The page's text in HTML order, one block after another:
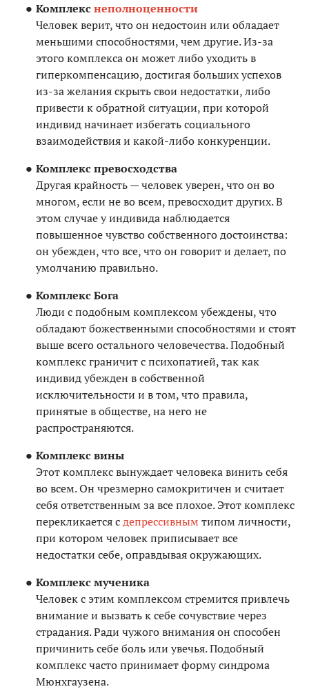
Комплекснеполноценности
Человек верит, что он недостоин или обладает
меньшими способностями, чем другие. Из-за
этого комплекса он может либо уходить в
гиперкомпенсацию, достигая больших успехов
из-за желания скрыть свои недостатки, либо
привести к обратной ситуации, при которой
индивид начинает избегать социального
взаимодействия и какой-либо конкуренции.
Комплекс превосходства
Другая крайность — человек уверен, что он во
многом, если не во всем, превосходит других. В
этом случае у индивида наблюдается
повышенное чувство собственного достоинства:
он убежден, что все, что он говорит и делает, по
умолчанию правильно.
Комплекс Бога
Люди с подобным комплексом убеждены, что
обладают божественными способностями и стоят
выше всего остального человечества. Подобный
комплекс граничит с психопатией, так как
индивид убежден в собственной
исключительности и в том, что правила,
принятые в обществе, на него не
распространяются.
Комплекс вины
Этот комплекс вынуждает человека винить себя
во всем. Он чрезмерно самокритичен и считает
себя ответственным за все плохое. Этот комплекс
перекликается сдепрессивным типом личности,
при котором человек приписывает все
недостатки себе, оправдывая окружающих.
Комплекс мученика
Человек с этим комплексом стремится привлечь
внимание и вызвать к себе сочувствие через
страдания. Ради чужого внимания он способен
причинить себе боль или увечья. Подобный
комплекс часто принимает форму синдрома
Мюнхгаузена.